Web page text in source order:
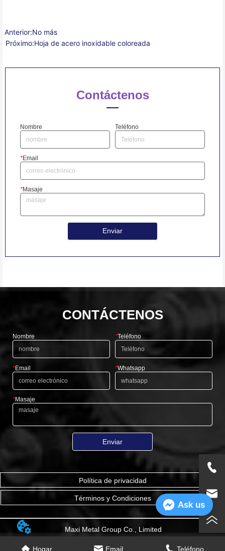
Anterior:No más
Próximo:Hoja de acero inoxidable coloreada
Contáctenos
Nombre Teléfono
*Email
*Masaje
Enviar
CONTÁCTENOS
Nombre *Teléfono
*Email *Whatsapp
*Masaje
Enviar
Hogar Email Teléfono
Política de privacidad
Términos y Condiciones
Maxi Metal Group Co., Limited
Ask us